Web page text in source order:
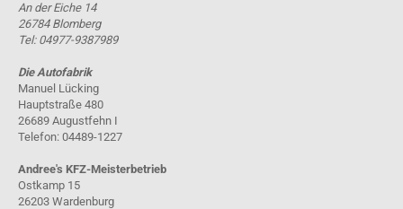
An der Eiche 14
26784 Blomberg
Tel: 04977-9387989
Die Autofabrik
Manuel Lücking
Hauptstraße 480
26689 Augustfehn I
Telefon: 04489-1227
Andree's KFZ-Meisterbetrieb
Ostkamp 15
26203 Wardenburg